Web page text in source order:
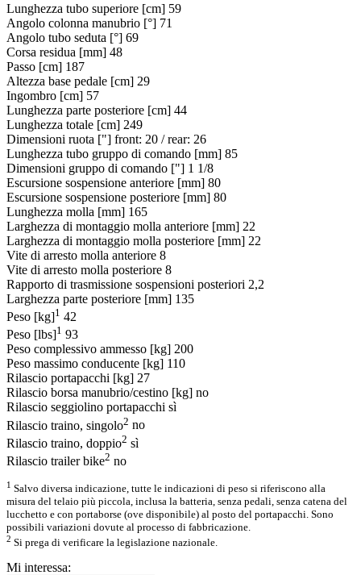
Lunghezza tubo superiore [cm] 59
Angolo colonna manubrio [°] 71
Angolo tubo seduta [°] 69
Corsa residua [mm] 48
Passo [cm] 187
Altezza base pedale [cm] 29
Ingombro [cm] 57
Lunghezza parte posteriore [cm] 44
Lunghezza totale [cm] 249
Dimensioni ruota ["] front: 20 / rear: 26
Lunghezza tubo gruppo di comando [mm] 85
Dimensioni gruppo di comando ["] 1 1/8
Escursione sospensione anteriore [mm] 80
Escursione sospensione posteriore [mm] 80
Lunghezza molla [mm] 165
Larghezza di montaggio molla anteriore [mm] 22
Larghezza di montaggio molla posteriore [mm] 22
Vite di arresto molla anteriore 8
Vite di arresto molla posteriore 8
Rapporto di trasmissione sospensioni posteriori 2,2
Larghezza parte posteriore [mm] 135
Peso [kg]1 42
Peso [lbs]1 93
Peso complessivo ammesso [kg] 200
Peso massimo conducente [kg] 110
Rilascio portapacchi [kg] 27
Rilascio borsa manubrio/cestino [kg] no
Rilascio seggiolino portapacchi sì
Rilascio traino, singolo2 no
Rilascio traino, doppio2 sì
Rilascio trailer bike2 no
1 Salvo diversa indicazione, tutte le indicazioni di peso si riferiscono alla
misura del telaio più piccola, inclusa la batteria, senza pedali, senza catena del
lucchetto e con portaborse (ove disponibile) al posto del portapacchi. Sono
possibili variazioni dovute al processo di fabbricazione.
2 Si prega di verificare la legislazione nazionale.
Mi interessa: